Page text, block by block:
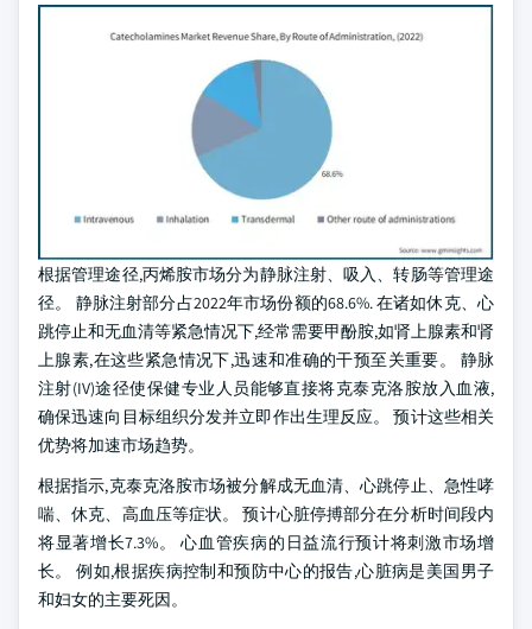
根据管理途径,丙烯胺市场分为静脉注射、吸入、转肠等管理途
径。 静脉注射部分占2022年市场份额的68.6%. 在诸如休克、心
跳停止和无血清等紧急情况下,经常需要甲酚胺,如肾上腺素和肾
上腺素,在这些紧急情况下,迅速和准确的干预至关重要。 静脉
注射(IV)途径使保健专业人员能够直接将克泰克洛胺放入血液,
确保迅速向目标组织分发并立即作出生理反应。 预计这些相关
优势将加速市场趋势。
根据指示,克泰克洛胺市场被分解成无血清、心跳停止、急性哮
喘、休克、高血压等症状。 预计心脏停搏部分在分析时间段内
将显著增长7.3%。 心血管疾病的日益流行预计将刺激市场增
长。 例如,根据疾病控制和预防中心的报告,心脏病是美国男子
和妇女的主要死因。